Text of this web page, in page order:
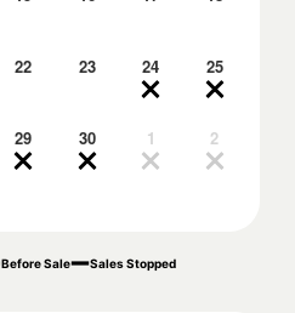
22 23 24 25
29 30 1 2
Before Sale Sales Stopped